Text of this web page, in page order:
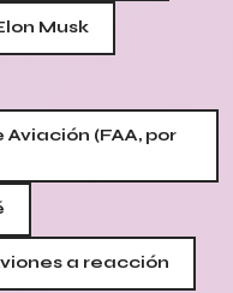
Musk
(FAA, por
a reacción